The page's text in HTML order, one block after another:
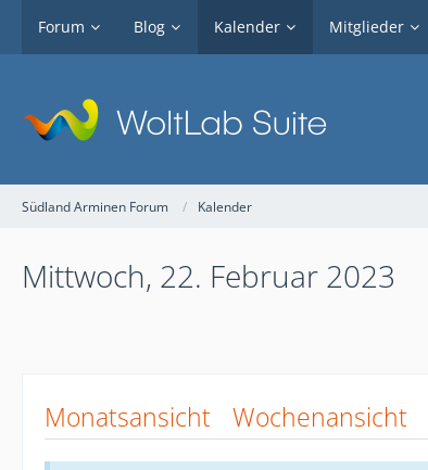
Forum Blog Kalender Mitglieder
Südland Arminen Forum Kalender
Mittwoch, 22. Februar 2023
Monatsansicht Wochenansicht